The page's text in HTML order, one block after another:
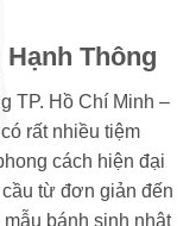
Thông
TP. Hồ Chí Minh –
rất nhiều tiệm
cách hiện đại
từ đơn giản đến
bánh sinh nhật